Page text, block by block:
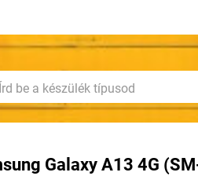
Galaxy A13 4G